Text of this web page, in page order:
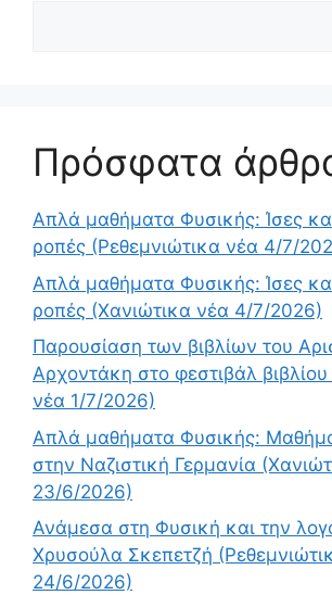
Πρόσφατα
Απλά μαθήματα Φυσικής: Ίσες
ροπές (Ρεθεμνιώτικα νέα 4/7/
Απλά μαθήματα Φυσικής: Ίσες
ροπές (Χανιώτικα νέα 4/7/2026)
Παρουσίαση των βιβλίων του
Αρχοντάκη στο φεστιβάλ
νέα 1/7/2026)
Απλά μαθήματα Φυσικής:
στην Ναζιστική Γερμανία
23/6/2026)
Ανάμεσα στη Φυσική και την
Χρυσούλα Σκεπετζή
24/6/2026)